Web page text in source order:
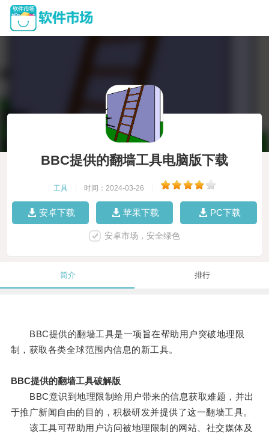
BBC提供的翻墙工具电脑版下载
工具 时间：2024-03-26
安卓下载 苹果下载 PC下载
安卓市场，安全绿色
简介 排行
BBC提供的翻墙工具是一项旨在帮助用户突破地理限
制，获取各类全球范围内信息的新工具。
BBC提供的翻墙工具破解版
BBC意识到地理限制给用户带来的信息获取难题，并出
于推广新闻自由的目的，积极研发并提供了这一翻墙工具。
该工具可帮助用户访问被地理限制的网站、社交媒体及